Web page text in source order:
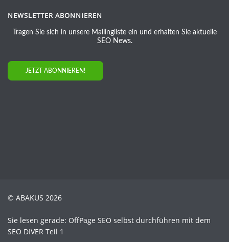
NEWSLETTER ABONNIEREN
Tragen Sie sich in unsere Mailingliste ein und erhalten Sie aktuelle
SEO News.
JETZT ABONNIEREN!
© ABAKUS 2026
Sie lesen gerade: OffPage SEO selbst durchführen mit dem
SEO DIVER Teil 1